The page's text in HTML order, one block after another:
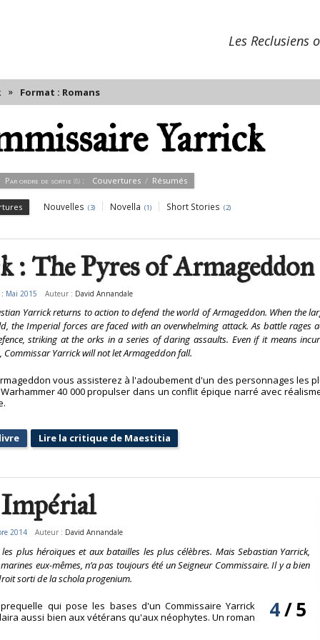
Les Reclusiens
» Format : Romans
Yarrick
Par ordre de sortie (8): Couvertures Résumés
Nouvelles (3) Novella (1) Short Stories (2)
: The Pyres of Armageddon
Mai 2015 Auteur : David Annandale
Yarrick returns to action to defend the world of Armageddon. When the
the Imperial forces are faced with an overwhelming attack. As battle rages
striking at the orks in a series of daring assaults. Even if it means
Yarrick will not let Armageddon fall.
vous assisterez à l'adoubement d'un des personnages les
40 000 propulser dans un conflit épique narré avec
Lire la critique de Maestitia
2014 Auteur : David Annandale
plus héroïques et aux batailles les plus célèbres. Mais Sebastian Yarrick,
eux-mêmes, n’a pas toujours été un Seigneur Commissaire. Il y a bien
sorti de la schola progenium.
4/5
qui pose les bases d'un Commissaire Yarrick
aussi bien aux vétérans qu'aux néophytes. Un roman